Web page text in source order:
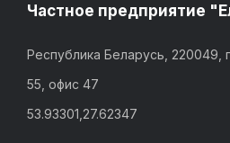
Частное предприятие
Республика Беларусь, 220049,
55, офис 47
53.93301,27.62347